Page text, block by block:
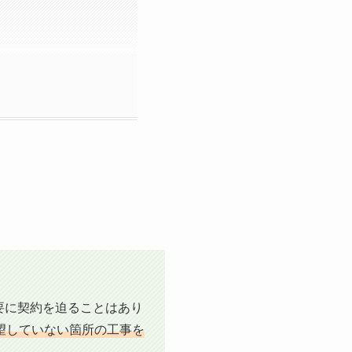
契約を迫ることはあり
していない箇所の工事を